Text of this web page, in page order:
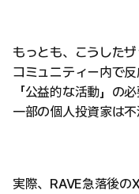
もっとも、こうした
コミュニティー内で
「公益的な活動」の
一部の個人投資家は不
実際、RAVE急落後の